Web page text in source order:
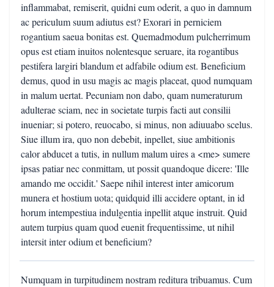
inflammabat, remiserit, quidni eum oderit, a quo in damnum
ac periculum suum adiutus est? Exorari in perniciem
rogantium saeua bonitas est. Quemadmodum pulcherrimum
opus est etiam inuitos nolentesque seruare, ita rogantibus
pestifera largiri blandum et adfabile odium est. Beneficium
demus, quod in usu magis ac magis placeat, quod numquam
in malum uertat. Pecuniam non dabo, quam numeraturum
adulterae sciam, nec in societate turpis facti aut consilii
inueniar; si potero, reuocabo, si minus, non adiuuabo scelus.
Siue illum ira, quo non debebit, inpellet, siue ambitionis
calor abducet a tutis, in nullum malum uires a <me> sumere
ipsas patiar nec conmittam, ut possit quandoque dicere: 'Ille
amando me occidit.' Saepe nihil interest inter amicorum
munera et hostium uota; quidquid illi accidere optant, in id
horum intempestiua indulgentia inpellit atque instruit. Quid
autem turpius quam quod euenit frequentissime, ut nihil
intersit inter odium et beneficium?
Numquam in turpitudinem nostram reditura tribuamus. Cum